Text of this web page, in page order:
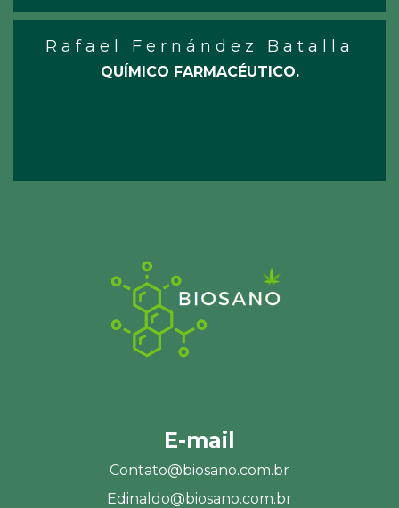
Rafael Fernández Batalla
QUÍMICO FARMACÉUTICO.
E-mail
Contato@biosano.com.br
Edinaldo@biosano.com.br